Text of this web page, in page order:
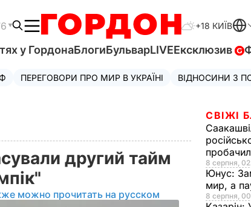
+18 КИЇВ
у ГордонаБлогиБульварLIVEЕксклюзив
ПЕРЕГОВОРИ ПРО МИР В УКРАЇНІ ВІДНОСИНИ З
другий тайм
можно прочитать на русском
СВІЖІ
8 серпня,
Юнус:
мир, а
8 серпня,